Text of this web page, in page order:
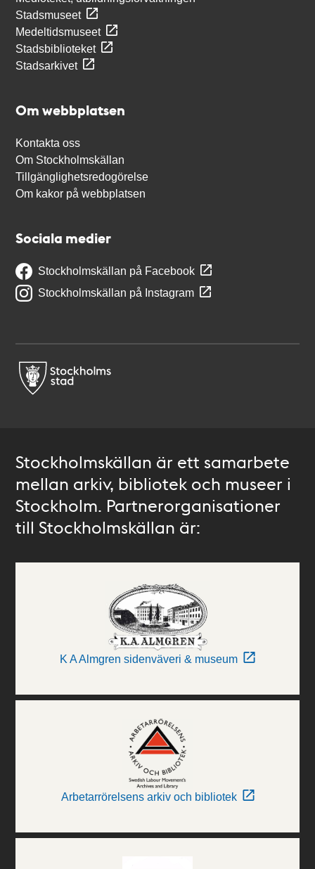
Stadsmuseet
Medeltidsmuseet
Stadsbiblioteket
Stadsarkivet
Om webbplatsen
Kontakta oss
Om Stockholmskällan
Tillgänglighetsredogörelse
Om kakor på webbplatsen
Sociala medier
Stockholmskällan på Facebook
Stockholmskällan på Instagram
Stockholmskällan är ett samarbete
mellan arkiv, bibliotek och museer i
Stockholm. Partnerorganisationer
till Stockholmskällan är:
K A Almgren sidenväveri & museum
Arbetarrörelsens arkiv och bibliotek